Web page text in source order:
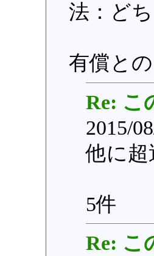
法：ど
有償と
Re: こ
2015/
他に超
5件
Re: こ